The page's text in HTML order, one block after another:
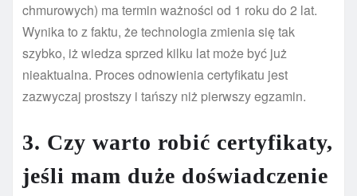
chmurowych) ma termin ważności od 1 roku do 2 lat.
Wynika to z faktu, że technologia zmienia się tak
szybko, iż wiedza sprzed kilku lat może być już
nieaktualna. Proces odnowienia certyfikatu jest
zazwyczaj prostszy i tańszy niż pierwszy egzamin.
3. Czy warto robić certyfikaty,
jeśli mam duże doświadczenie